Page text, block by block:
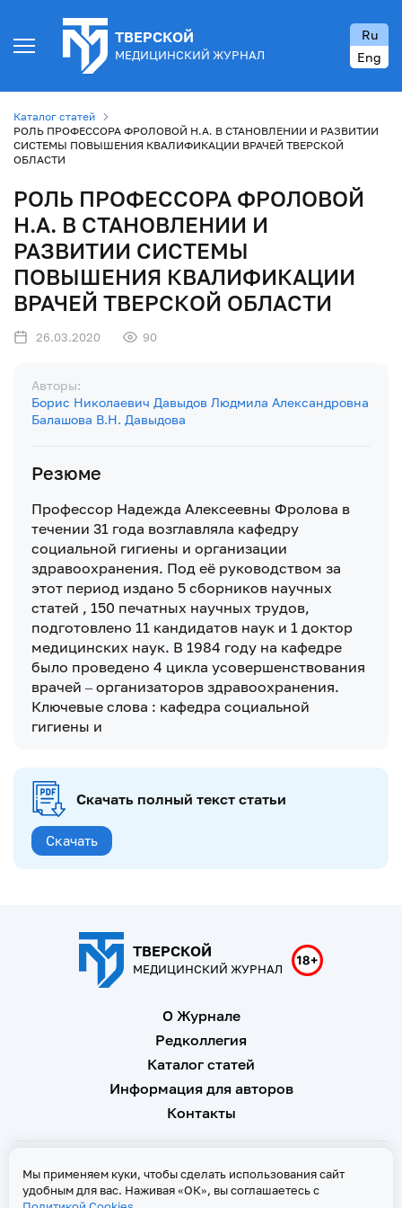
ТВЕРСКОЙ
МЕДИЦИНСКИЙ ЖУРНАЛ
Ru
Eng
Каталог статей
РОЛЬ ПРОФЕССОРА ФРОЛОВОЙ Н.А. В СТАНОВЛЕНИИ И РАЗВИТИИ
СИСТЕМЫ ПОВЫШЕНИЯ КВАЛИФИКАЦИИ ВРАЧЕЙ ТВЕРСКОЙ
ОБЛАСТИ
РОЛЬ ПРОФЕССОРА ФРОЛОВОЙ
Н.А. В СТАНОВЛЕНИИ И
РАЗВИТИИ СИСТЕМЫ
ПОВЫШЕНИЯ КВАЛИФИКАЦИИ
ВРАЧЕЙ ТВЕРСКОЙ ОБЛАСТИ
26.03.2020 90
Авторы:
Борис Николаевич Давыдов Людмила Александровна
Балашова В.Н. Давыдова
Резюме
Профессор Надежда Алексеевны Фролова в
течении 31 года возглавляла кафедру
социальной гигиены и организации
здравоохранения. Под её руководством за
этот период издано 5 сборников научных
статей , 150 печатных научных трудов,
подготовлено 11 кандидатов наук и 1 доктор
медицинских наук. В 1984 году на кафедре
было проведено 4 цикла усовершенствования
врачей – организаторов здравоохранения.
Ключевые слова : кафедра социальной
гигиены и
Скачать полный текст статьи
Скачать
ТВЕРСКОЙ
МЕДИЦИНСКИЙ ЖУРНАЛ
О Журнале
Редколлегия
Каталог статей
Информация для авторов
Контакты
Свидетельство о регистрации Эл № ФС 77 - 67146 от 16
сентября 2016 г
Мы применяем куки, чтобы сделать использования сайт
удобным для вас. Наживая «ОК», вы соглашаетесь с